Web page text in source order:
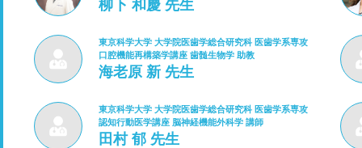
柳下 和慶 先生
東京科学大学 大学院医歯学総合研究科 医歯学系専攻
口腔機能再構築学講座 歯髄生物学 助教
海老原 新 先生
東京科学大学 大学院医歯学総合研究科 医歯学系専攻
認知行動医学講座 脳神経機能外科学 講師
田村 郁 先生